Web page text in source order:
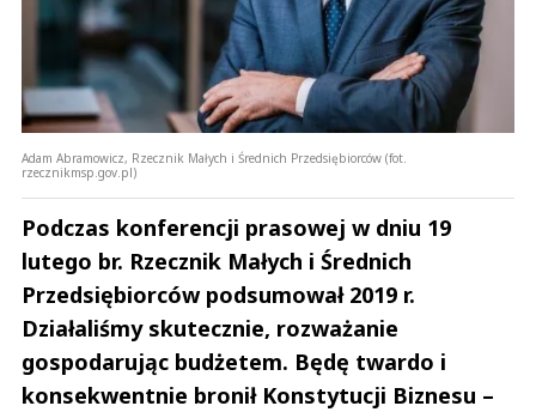
Adam Abramowicz, Rzecznik Małych i Średnich Przedsiębiorców (fot.
rzecznikmsp.gov.pl)
Podczas konferencji prasowej w dniu 19
lutego br. Rzecznik Małych i Średnich
Przedsiębiorców podsumował 2019 r.
Działaliśmy skutecznie, rozważanie
gospodarując budżetem. Będę twardo i
konsekwentnie bronił Konstytucji Biznesu –